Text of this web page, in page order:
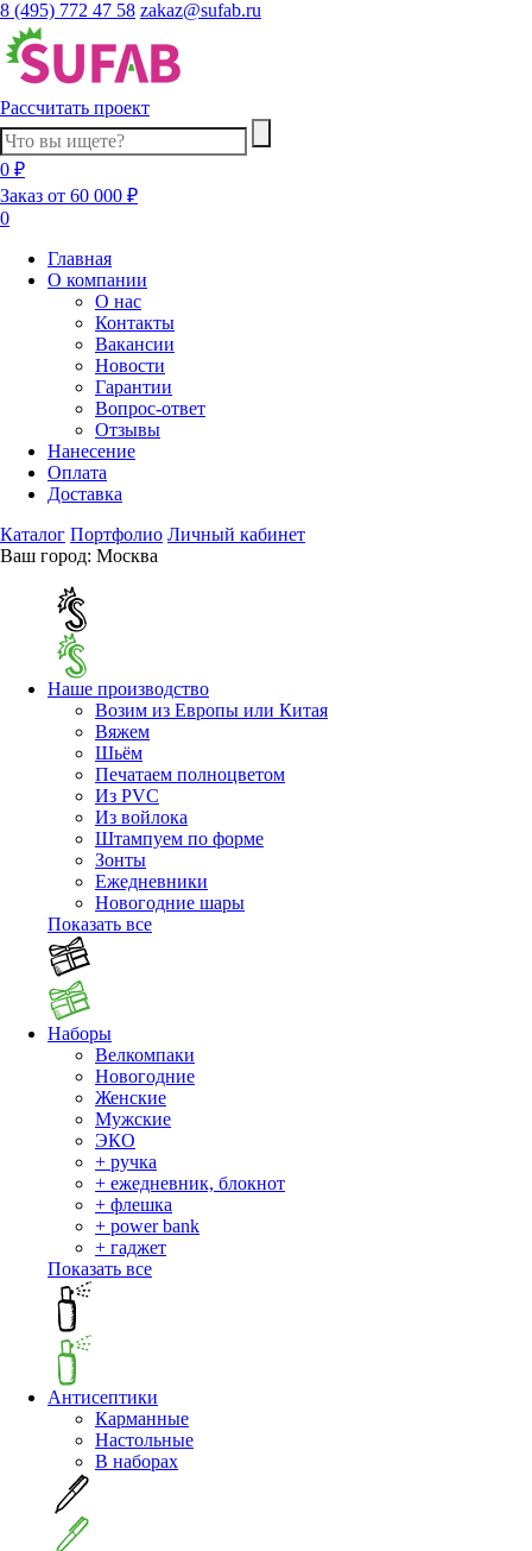
8 (495) 772 47 58 zakaz@sufab.ru
Рассчитать проект
0 ₽
Заказ от 60 000 ₽
0
Главная
О компании
О нас
Контакты
Вакансии
Новости
Гарантии
Вопрос-ответ
Отзывы
Нанесение
Оплата
Доставка
Каталог Портфолио Личный кабинет
Ваш город: Москва
Наше производство
Возим из Европы или Китая
Вяжем
Шьём
Печатаем полноцветом
Из PVC
Из войлока
Штампуем по форме
Зонты
Ежедневники
Новогодние шары
Показать все
Наборы
Велкомпаки
Новогодние
Женские
Мужские
ЭКО
+ ручка
+ ежедневник, блокнот
+ флешка
+ power bank
+ гаджет
Показать все
Антисептики
Карманные
Настольные
В наборах